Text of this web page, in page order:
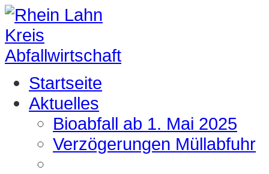
Startseite
Aktuelles
Bioabfall ab 1. Mai 2025
Verzögerungen Müllabfuhr